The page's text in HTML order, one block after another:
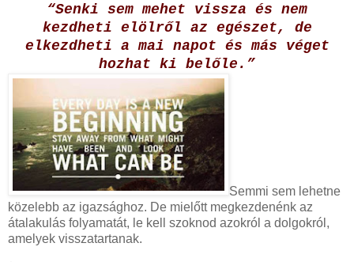
“Senki sem mehet vissza és nem
kezdheti elölről az egészet, de
elkezdheti a mai napot és más véget
hozhat ki belőle.”
Semmi sem lehetne
közelebb az igazsághoz. De mielőtt megkezdenénk az
átalakulás folyamatát, le kell szoknod azokról a dolgokról,
amelyek visszatartanak.